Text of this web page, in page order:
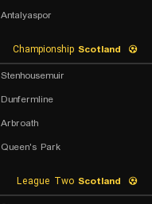
Antalyaspor
Scotland
Stenhousemuir
Dunfermline
Arbroath
Queen's Park
Scotland